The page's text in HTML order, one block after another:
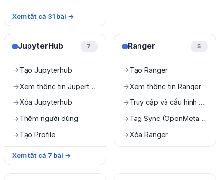
Xem tất cả 31 bài →
JupyterHub 7
→Tạo Jupyterhub
→ Xem thông tin JuperterHub
→Xóa Jupyterhub
→Thêm người dùng
→Tạo Profile
Xem tất cả 7 bài →
Ranger 5
→Tạo Ranger
→Xem thông tin Ranger
→ Truy cập và cấu hình quản lý Query Engine
→ Tag Sync (OpenMetadata & Ranger Integration)
→Xóa Ranger